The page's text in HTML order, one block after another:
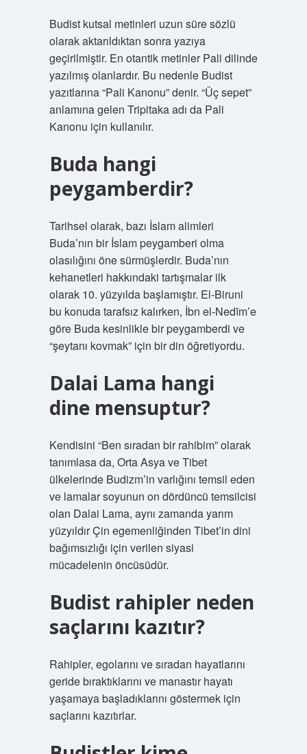
Budist kutsal metinleri uzun süre sözlü
olarak aktarıldıktan sonra yazıya
geçirilmiştir. En otantik metinler Pali dilinde
yazılmış olanlardır. Bu nedenle Budist
yazıtlarına “Pali Kanonu” denir. “Üç sepet”
anlamına gelen Tripitaka adı da Pali
Kanonu için kullanılır.
Buda hangi
peygamberdir?
Tarihsel olarak, bazı İslam alimleri
Buda’nın bir İslam peygamberi olma
olasılığını öne sürmüşlerdir. Buda’nın
kehanetleri hakkındaki tartışmalar ilk
olarak 10. yüzyılda başlamıştır. El-Biruni
bu konuda tarafsız kalırken, İbn el-Nedīm’e
göre Buda kesinlikle bir peygamberdi ve
“şeytanı kovmak” için bir din öğretiyordu.
Dalai Lama hangi
dine mensuptur?
Kendisini “Ben sıradan bir rahibim” olarak
tanımlasa da, Orta Asya ve Tibet
ülkelerinde Budizm’in varlığını temsil eden
ve lamalar soyunun on dördüncü temsilcisi
olan Dalai Lama, aynı zamanda yarım
yüzyıldır Çin egemenliğinden Tibet’in dini
bağımsızlığı için verilen siyasi
mücadelenin öncüsüdür.
Budist rahipler neden
saçlarını kazıtır?
Rahipler, egolarını ve sıradan hayatlarını
geride bıraktıklarını ve manastır hayatı
yaşamaya başladıklarını göstermek için
saçlarını kazıtırlar.